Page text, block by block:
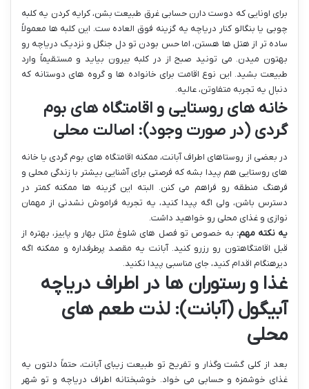
برای اونایی که دوست دارن حسابی غرق طبیعت بشن، کرایه کردن یه کلبه
چوبی یا بنگالو کنار دریاچه یه گزینه فوق العاده ست. این کلبه ها معمولاً
ساده تر از هتل ها هستن، اما حس بودن تو دل جنگل و نزدیک دریاچه رو
بهتون میدن. می تونید صبح از در کلبه بیرون بیاید و مستقیماً وارد
طبیعت بشید. این نوع اقامت برای خانواده ها و گروه های دوستانه که
دنبال یه تجربه متفاوتن، عالیه.
خانه های روستایی و اقامتگاه های بوم
گردی (در صورت وجود): اصالت محلی
در بعضی از روستاهای اطراف آبانت، ممکنه اقامتگاه های بوم گردی یا خانه
های روستایی هم پیدا بشه که فرصتی برای آشنایی بیشتر با زندگی محلی و
فرهنگ منطقه رو فراهم می کنن. البته این گزینه ها ممکنه کمتر در
دسترس باشن، ولی اگه پیدا کنید، یه تجربه فراموش نشدنی از مهمان
نوازی و غذای محلی رو خواهید داشت.
یه نکته مهم: به خصوص تو فصل های شلوغ مثل بهار و پاییز، بهتره از
قبل اقامتگاهتون رو رزرو کنید. آبانت یه مقصد پرطرفداره و ممکنه اگه
دیرهنگام اقدام کنید، جای مناسبی پیدا نکنید.
غذا و رستوران ها در اطراف دریاچه
آبیگول (آبانت): لذت طعم های
محلی
بعد از کلی گشت وگذار و تفریح تو طبیعت زیبای آبانت، حتماً دلتون یه
غذای خوشمزه و حسابی می خواد. خوشبختانه اطراف دریاچه و تو شهر